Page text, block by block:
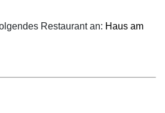
Restaurant an: Haus am